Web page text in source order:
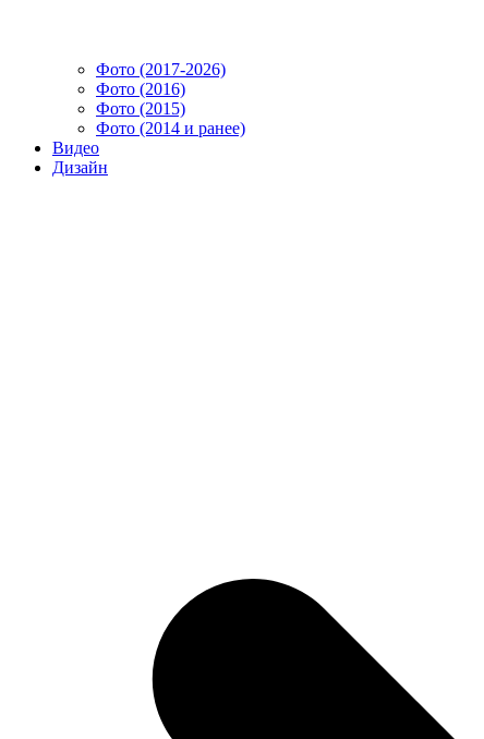
Фото (2017-2026)
Фото (2016)
Фото (2015)
Фото (2014 и ранее)
Видео
Дизайн